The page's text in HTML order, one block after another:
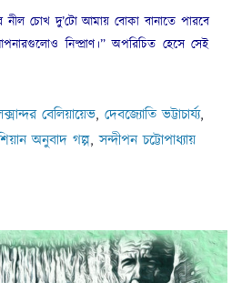
চোখ দু’টো আমায় বোকা বানাতে পারবে
নিষ্প্রাণ।” অপরিচিত হেসে সেই
বেলিয়ায়েভ, দেবজ্যোতি ভট্টাচার্য্য,
অনুবাদ গল্প,সন্দীপন চট্টোপাধ্যায়